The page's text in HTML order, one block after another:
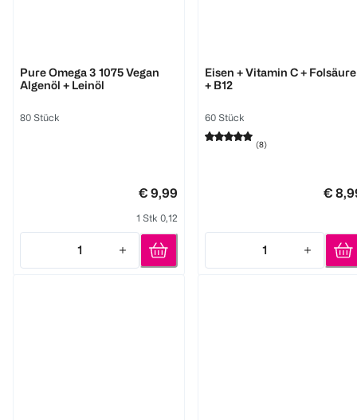
Pure Omega 3 1075 Vegan
Algenöl + Leinöl
80 Stück
€ 9,99
1 Stk 0,12
1
Quantity: 1
Eisen + Vitamin C + Folsäure
+ B12
60 Stück
(8)
€
1
Quantity: 1